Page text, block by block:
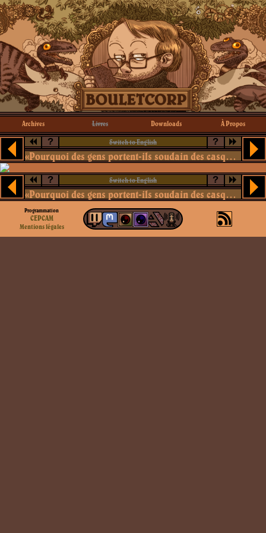
Archives Livres Downloads À Propos
? Switch to English ?
«Pourquoi des gens portent-ils soudain des casquettes en peau de sac à main de vieille?»
? Switch to English ?
«Pourquoi des gens portent-ils soudain des casquettes en peau de sac à main de vieille?»
Programmation
CEPCAM
Mentions légales